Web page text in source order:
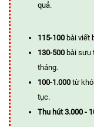
quả.
115-100 bài viết
130-500 bài sưu
tháng.
100-1.000 từ
tục.
Thu hút 3.000 -